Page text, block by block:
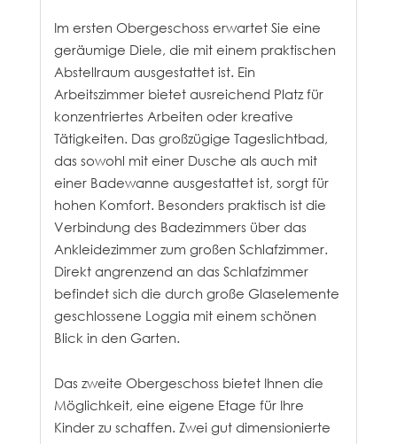
Im ersten Obergeschoss erwartet Sie eine
geräumige Diele, die mit einem praktischen
Abstellraum ausgestattet ist. Ein
Arbeitszimmer bietet ausreichend Platz für
konzentriertes Arbeiten oder kreative
Tätigkeiten. Das großzügige Tageslichtbad,
das sowohl mit einer Dusche als auch mit
einer Badewanne ausgestattet ist, sorgt für
hohen Komfort. Besonders praktisch ist die
Verbindung des Badezimmers über das
Ankleidezimmer zum großen Schlafzimmer.
Direkt angrenzend an das Schlafzimmer
befindet sich die durch große Glaselemente
geschlossene Loggia mit einem schönen
Blick in den Garten.
Das zweite Obergeschoss bietet Ihnen die
Möglichkeit, eine eigene Etage für Ihre
Kinder zu schaffen. Zwei gut dimensionierte